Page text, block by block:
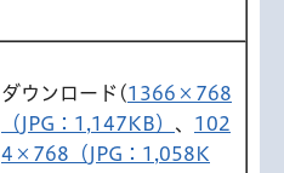
ダウンロード(1366×768
（JPG：1,147KB） 、 102
4×768（JPG：1,058K